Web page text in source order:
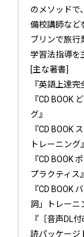
のメソッドで
備校講師など
ブリンで旅行
学習法指導を
[主な著書]
『英語上達完
『CD BOOK
グ』
『CD BOOK
トレーニング』
『CD BOOK
プラクティス』
『CD BOOK
詞」トレーニ
『［音声DL
読パッケージ